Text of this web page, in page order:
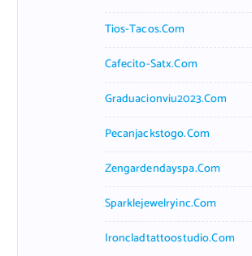
Tios-Tacos.com
Cafecito-Satx.com
Graduacionviu2023.com
Pecanjackstogo.com
Zengardendayspa.com
Sparklejewelryinc.com
Ironcladtattoostudio.com